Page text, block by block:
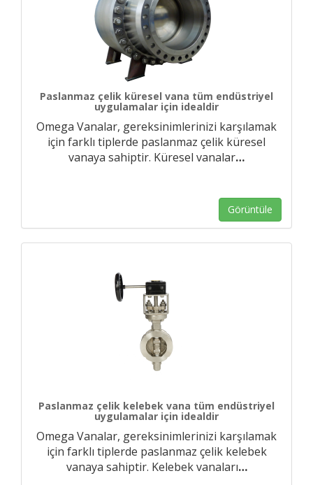
Paslanmaz çelik küresel vana tüm endüstriyel
uygulamalar için idealdir
Omega Vanalar, gereksinimlerinizi karşılamak
için farklı tiplerde paslanmaz çelik küresel
vanaya sahiptir. Küresel vanalar…
Görüntüle
Paslanmaz çelik kelebek vana tüm endüstriyel
uygulamalar için idealdir
Omega Vanalar, gereksinimlerinizi karşılamak
için farklı tiplerde paslanmaz çelik kelebek
vanaya sahiptir. Kelebek vanaları…